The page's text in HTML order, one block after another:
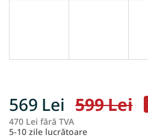
599 Lei
569 Lei
470 Lei fără TVA
5-10 zile lucrătoare